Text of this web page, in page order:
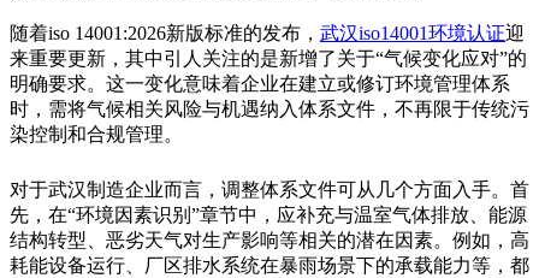
随着iso 14001:2026新版标准的发布， 武汉iso14001环境认证迎
来重要更新，其中引人关注的是新增了关于“气候变化应对”的
明确要求。这一变化意味着企业在建立或修订环境管理体系
时，需将气候相关风险与机遇纳入体系文件，不再限于传统污
染控制和合规管理。
对于武汉制造企业而言，调整体系文件可从几个方面入手。首
先，在“环境因素识别”章节中，应补充与温室气体排放、能源
结构转型、恶劣天气对生产影响等相关的潜在因素。例如，高
耗能设备运行、厂区排水系统在暴雨场景下的承载能力等，都